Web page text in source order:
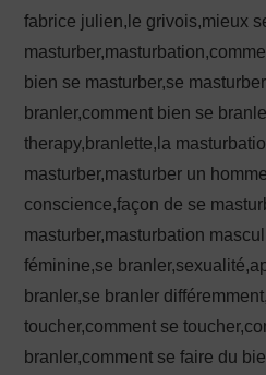
fabrice julien,le grivois,mieux
bien se masturber,se
branler,comment bien se
therapy,branlette,la
masturber,masturber un
conscience,façon de se
masturber,masturbation
féminine,se
branler,se branler
toucher,comment se
branler,comment se faire du